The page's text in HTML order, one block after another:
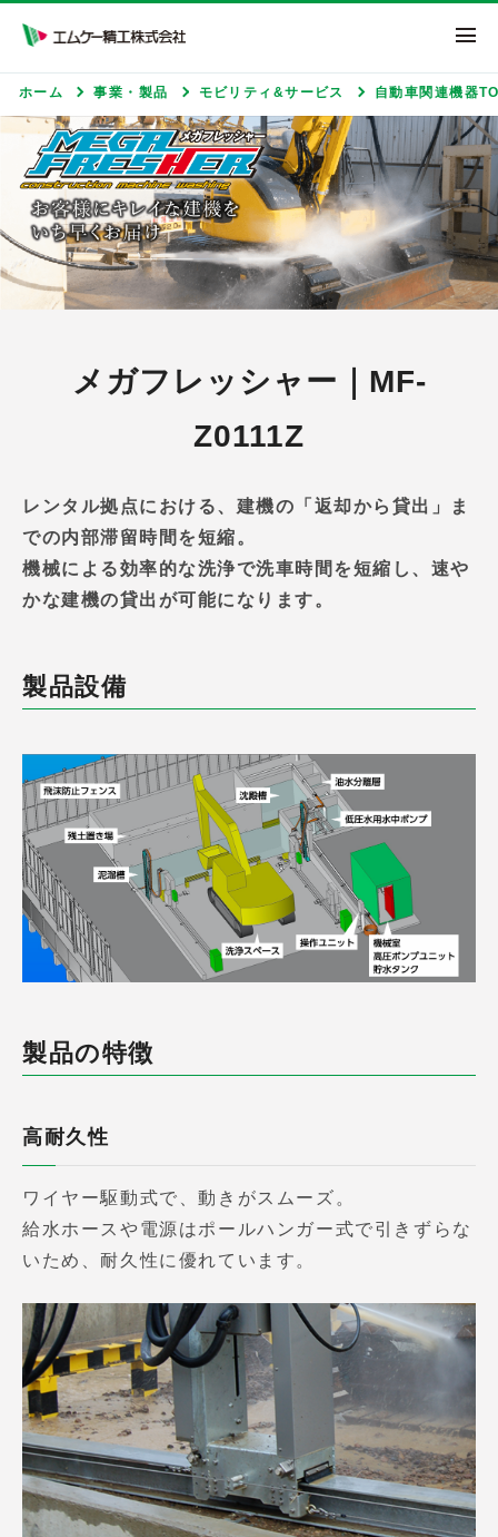
エムケー精工株式
ホーム 事業・製品 モビリティ&サービス 自動車関連機器
メガフレッシャー｜MF-
Z0111Z
レンタル拠点における、建機の「返却から貸出」ま
での内部滞留時間を短縮。
機械による効率的な洗浄で洗車時間を短縮し、速や
かな建機の貸出が可能になります。
製品設備
製品の特徴
高耐久性
ワイヤー駆動式で、動きがスムーズ。
給水ホースや電源はポールハンガー式で引きずらな
いため、耐久性に優れています。